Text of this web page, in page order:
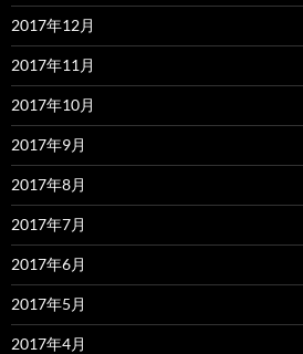
2017年12月
2017年11月
2017年10月
2017年9月
2017年8月
2017年7月
2017年6月
2017年5月
2017年4月